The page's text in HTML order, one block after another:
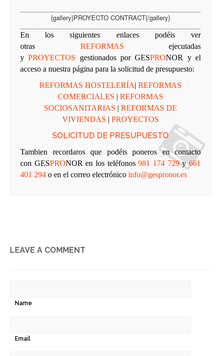
{gallery}PROYECTO CONTRACT{/gallery}
En los siguientes enlaces podéis ver
otras REFORMAS ejecutadas
yPROYECTOS gestionados porGESPRONOR
y el
acceso a nuestra página para la solicitud de presupuesto:
REFORMAS HOSTELERÍA| REFORMAS
COMERCIALES | REFORMAS
SOCIOSANITARIAS | REFORMAS DE
VIVIENDAS | PROYECTOS
SOLICITUD DE PRESUPUESTO
Tambien recordaros que podéis poneros en contacto
con GESPRONOR en los teléfonos981 174 729y661
401 294 o en el correo electrónico info@gespronor.es
LEAVE A COMMENT
Name
Email